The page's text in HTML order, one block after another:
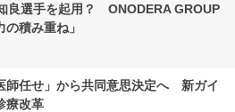
良選手を起用？ ONODERA GROUP
積み重ね」
師任せ」から共同意思決定へ 新ガイ
療改革